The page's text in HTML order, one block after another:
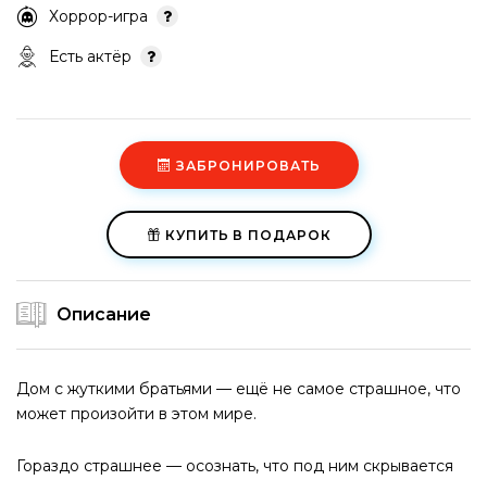
Хоррор-игра
Есть актёр
ЗАБРОНИРОВАТЬ
КУПИТЬ В ПОДАРОК
Описание
Дом с жуткими братьями — ещё не самое страшное, что
может произойти в этом мире.
Гораздо страшнее — осознать, что под ним скрывается